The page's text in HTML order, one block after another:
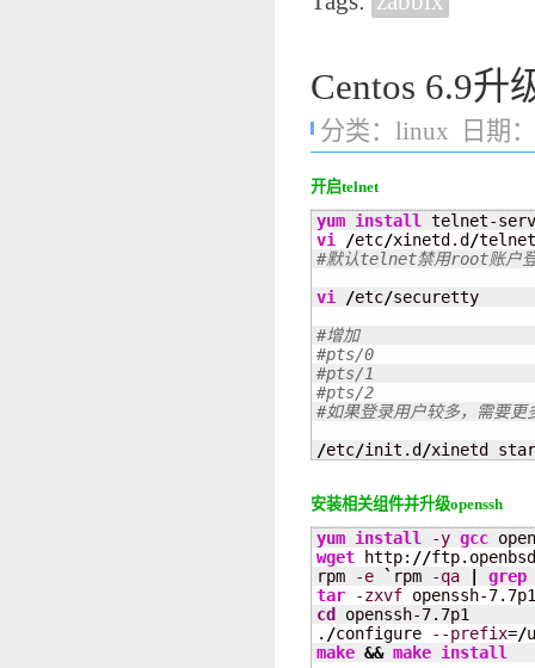
Centos 6.9升
分类： linux 日期
开启telnet
yum install
vi
/etc/xinetd.d /
#默认telnet禁用root账户
vi
/etc/securetty
#增加
#pts/0
#pts/1
#pts/2
#如果登录用户较多，需要
/etc/init.d /xinetd
安装相关组件并升级openssh
yum install -y gcc
wget http: //
rpm
-e ` rpm -qa grep
tar
-zxvf
cd
openssh-7.7p1
. /configure --prefix=/
make && make install